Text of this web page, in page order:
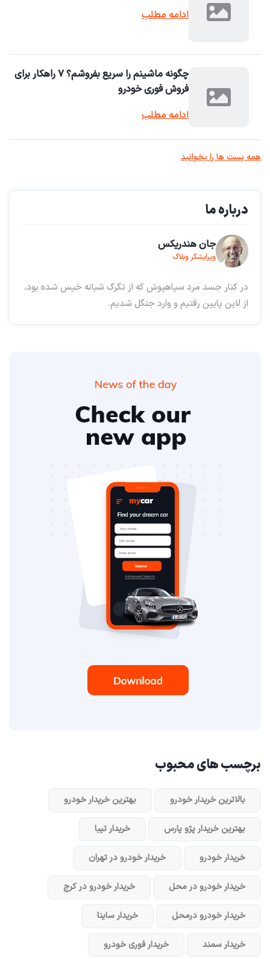
ادامه مطلب
چگونه ماشینم را سریع بفروشم؟ ۷ راهکار برای
فروش فوری خودرو
ادامه مطلب
همه پست ها را بخوانید
درباره ما
جان هندریکس
ویرایشگر وبلاگ
در کنار جسد مرد سیاهپوش که از تگرگ شبانه خیس شده بود،
از لاین پایین رفتیم و وارد جنگل شدیم.
برچسب های محبوب
بالاترین خریدار خودرو بهترین خریدار خودرو
بهترین خریدار پژو پارس خریدار تیبا
خریدار خودرو خریدار خودرو در تهران
خریدار خودرو در محل خریدار خودرو در کرج
خریدار خودرو در‌محل خریدار ساینا
خریدار سمند خریدار فوری خودرو